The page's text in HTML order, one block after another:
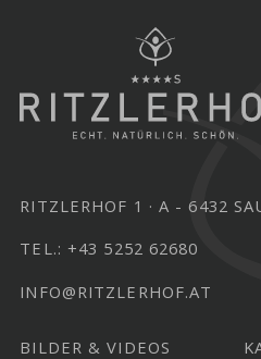
RITZLERHOF 1 A - 6432
TEL.: +43 5252 62680
INFO@RITZLERHOF.AT
BILDER & VIDEOS